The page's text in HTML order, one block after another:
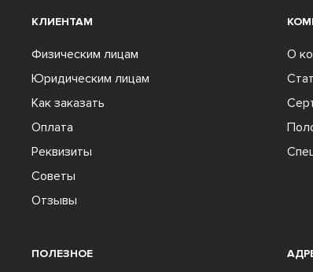
КЛИЕНТАМ
Физическим лицам
Юридическим лицам
Как заказать
Оплата
Реквизиты
Советы
Отзывы
О
ПОЛЕЗНОЕ